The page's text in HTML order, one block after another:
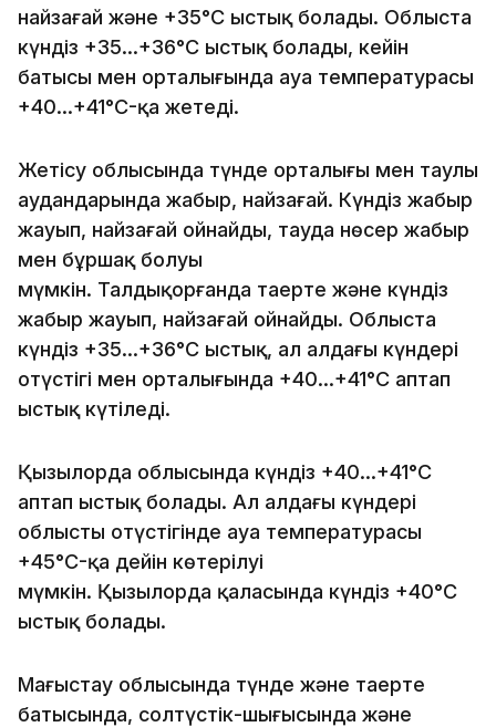
найзағай және +35°C ыстық болады. Облыста
күндіз +35…+36°C ыстық болады, кейін
батысы мен орталығында ауа температурасы
+40…+41°C-қа жетеді.
Жетісу облысында түнде орталығы мен таулы
аудандарында жаңбыр, найзағай. Күндіз жаңбыр
жауып, найзағай ойнайды, тауда нөсер жаңбыр
мен бұршақ болуы
мүмкін. Талдықорғанда таңертең және күндіз
жаңбыр жауып, найзағай ойнайды. Облыста
күндіз +35…+36°C ыстық, ал алдағы күндері
оңтүстігі мен орталығында +40…+41°C аптап
ыстық күтіледі.
Қызылорда облысында күндіз +40…+41°C
аптап ыстық болады. Ал алдағы күндері
облыстың оңтүстігінде ауа температурасы
+45°C-қа дейін көтерілуі
мүмкін. Қызылорда қаласында күндіз +40°C
ыстық болады.
Маңғыстау облысында түнде және таңертең
батысында, солтүстік-шығысында және